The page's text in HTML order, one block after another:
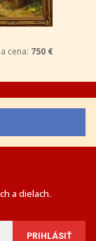
cena: 750 €
a dielach.